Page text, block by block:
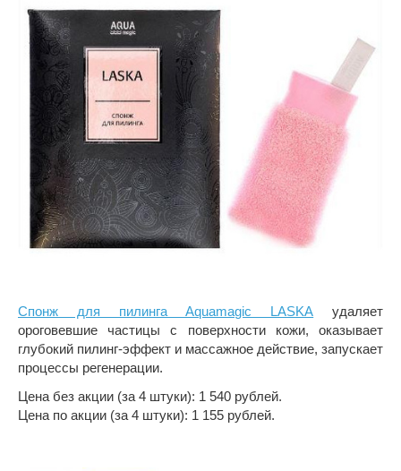
Спонж для пилинга Aquamagic LASKA удаляет
ороговевшие частицы с поверхности кожи, оказывает
глубокий пилинг-эффект и массажное действие, запускает
процессы регенерации.
Цена без акции (за 4 штуки): 1 540 рублей.
Цена по акции (за 4 штуки): 1 155 рублей.